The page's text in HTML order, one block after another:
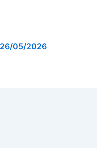
26/05/2026